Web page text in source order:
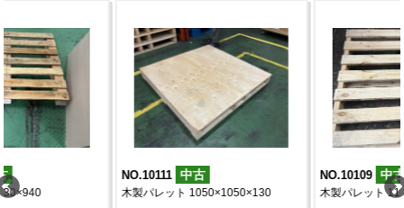
NO.10111
木製パレット 1050×1050×130
木製パレット 1100×1200